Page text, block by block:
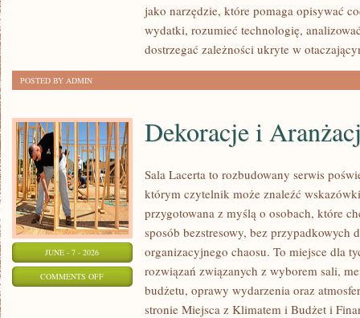
jako narzędzie, które pomaga opisywać
wydatki, rozumieć technologię,
dostrzegać zależności ukryte w
POSTED BY ADMIN
JUNE - 7 - 2026
COMMENTS OFFON
DEKORACJE
Dekoracje i
Sala Lacerta to rozbudowany serwis
którym czytelnik może znaleźć
przygotowana z myślą o osobach, które
sposób bezstresowy, bez przypadkowych
organizacyjnego chaosu. To miejsce dla
rozwiązań związanych z wyborem sali,
budżetu, oprawy wydarzenia oraz
stronie Miejsca z Klimatem i Budżet i